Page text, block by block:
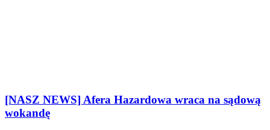
[NASZ NEWS] Afera Hazardowa wraca na sądową
wokandę